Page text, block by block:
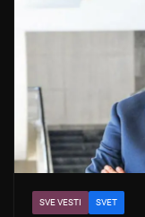
SVE VESTI SVET